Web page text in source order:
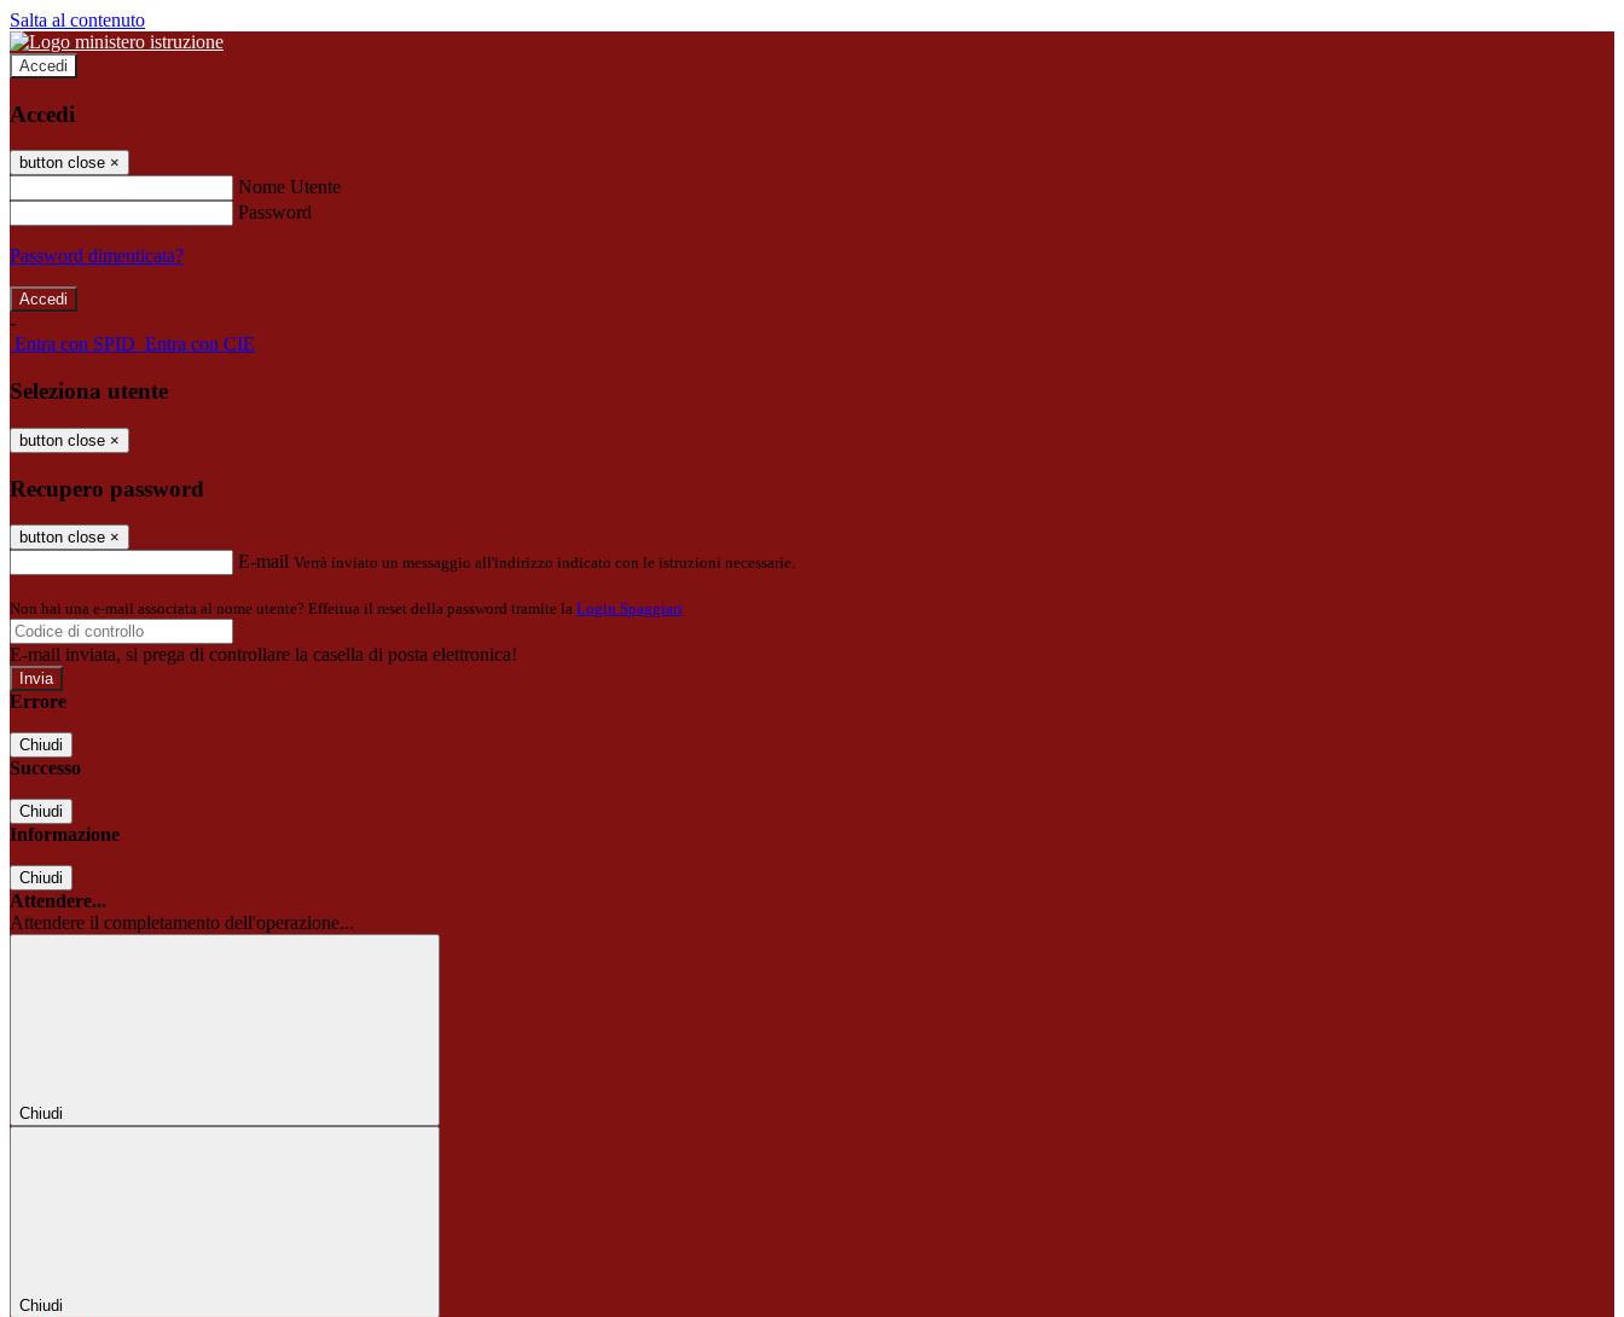
Salta al contenuto
Accedi
Accedi
button close ×
Nome Utente
Password
Password dimenticata?
-
Entra con SPID Entra con CIE
Seleziona utente
button close ×
Recupero password
button close ×
E-mail Verrà inviato un messaggio all'indirizzo indicato con le istruzioni necessarie.
Non hai una e-mail associata al nome utente? Effettua il reset della password tramite la Login Spaggiari
E-mail inviata, si prega di controllare la casella di posta elettronica!
Errore
Chiudi
Successo
Chiudi
Informazione
Chiudi
Attendere...
Attendere il completamento dell'operazione...
Chiudi
Chiudi